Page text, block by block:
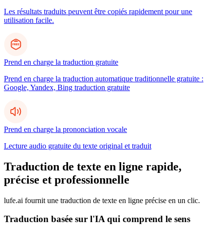
Les résultats traduits peuvent être copiés rapidement pour une
utilisation facile.
Prend en charge la traduction gratuite
Prend en charge la traduction automatique traditionnelle gratuite :
Google, Yandex, Bing traduction gratuite
Prend en charge la prononciation vocale
Lecture audio gratuite du texte original et traduit
Traduction de texte en ligne rapide,
précise et professionnelle
lufe.ai fournit une traduction de texte en ligne précise en un clic.
Traduction basée sur l'IA qui comprend le sens